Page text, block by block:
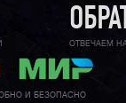
ОТВЕЧАЕМ
И БЕЗОПАСНО